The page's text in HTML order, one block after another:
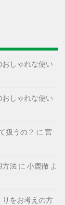
しゃれな使い
しゃれな使い
扱うの？ に 宮
方法 に 小鹿徹 よ
をお考えの方